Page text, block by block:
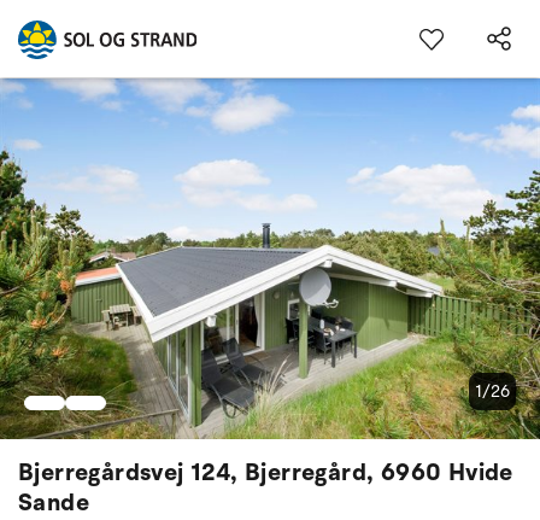
Bjerregårdsvej 124, Bjerregård, 6960 Hvide
Sande
1/26